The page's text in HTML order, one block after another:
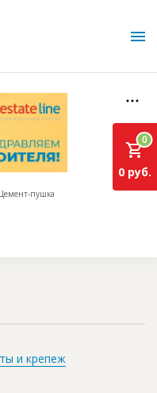
Цемент-пушка
0
0 руб.
и крепеж